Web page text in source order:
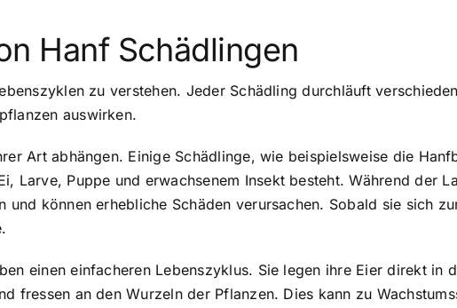
Hanf Schädlingen
zu verstehen. Jeder Schädling durchläuft
auswirken.
Art abhängen. Einige Schädlinge, wie beispielsweise die
Larve, Puppe und erwachsenem Insekt besteht. Während der
können erhebliche Schäden verursachen. Sobald sie sich
einen einfacheren Lebenszyklus. Sie legen ihre Eier direkt in
fressen an den Wurzeln der Pflanzen. Dies kann zu